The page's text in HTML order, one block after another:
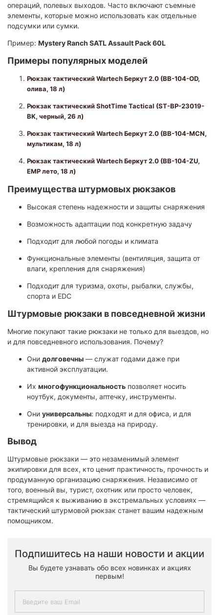
операций, полевых выходов. Часто включают съемные
элементы, которые можно использовать как отдельные
подсумки или сумки.
Пример: Mystery Ranch SATL Assault Pack 60L
Примеры популярных моделей
Рюкзак тактический Wartech Беркут 2.0 (BB-104-OD,
олива, 18 л)
Рюкзак тактический ShotTime Tactical (ST-BP-23019-
BK, черный, 26 л)
Рюкзак тактический Wartech Беркут 2.0 (BB-104-MCN,
мультикам, 18 л)
Рюкзак тактический Wartech Беркут 2.0 (BB-104-ZU,
ЕМР лето, 18 л)
Преимущества штурмовых рюкзаков
Высокая степень надежности и защиты снаряжения
Возможность адаптации под конкретную задачу
Подходит для любой погоды и климата
Функциональные элементы (вентиляция, защита от
влаги, крепления для снаряжения)
Подходит для туризма, охоты, рыбалки, службы,
спорта и EDC
Штурмовые рюкзаки в повседневной жизни
Многие покупают такие рюкзаки не только для выездов, но
и для повседневного использования. Почему?
Они долговечны — служат годами даже при
активной эксплуатации.
Их многофункциональность позволяет носить
ноутбук, документы, аптечку, инструменты.
Они универсальны: подходят и для офиса, и для
тренировки, и для выезда на природу.
Вывод
Штурмовые рюкзаки — это незаменимый элемент
экипировки для всех, кто ценит практичность, прочность и
продуманную организацию снаряжения. Независимо от
того, военный вы, турист, охотник или просто человек,
стремящийся к выживанию в экстремальных условиях —
тактический штурмовой рюкзак станет вашим надежным
помощником.
Подпишитесь на наши новости и акции
Вы будете узнавать обо всех новинках и акциях
первым!